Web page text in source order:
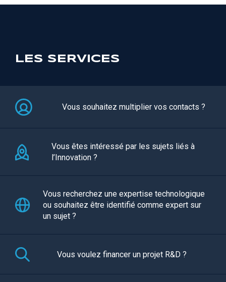
LES SERVICES
Vous souhaitez multiplier vos contacts ?
Vous êtes intéressé par les sujets liés à
l’Innovation ?
Vous recherchez une expertise technologique
ou souhaitez être identifié comme expert sur
un sujet ?
Vous voulez financer un projet R&D ?